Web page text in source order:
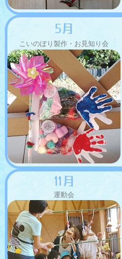
5月
こいのぼり製作・お見知り会
11月
運動会